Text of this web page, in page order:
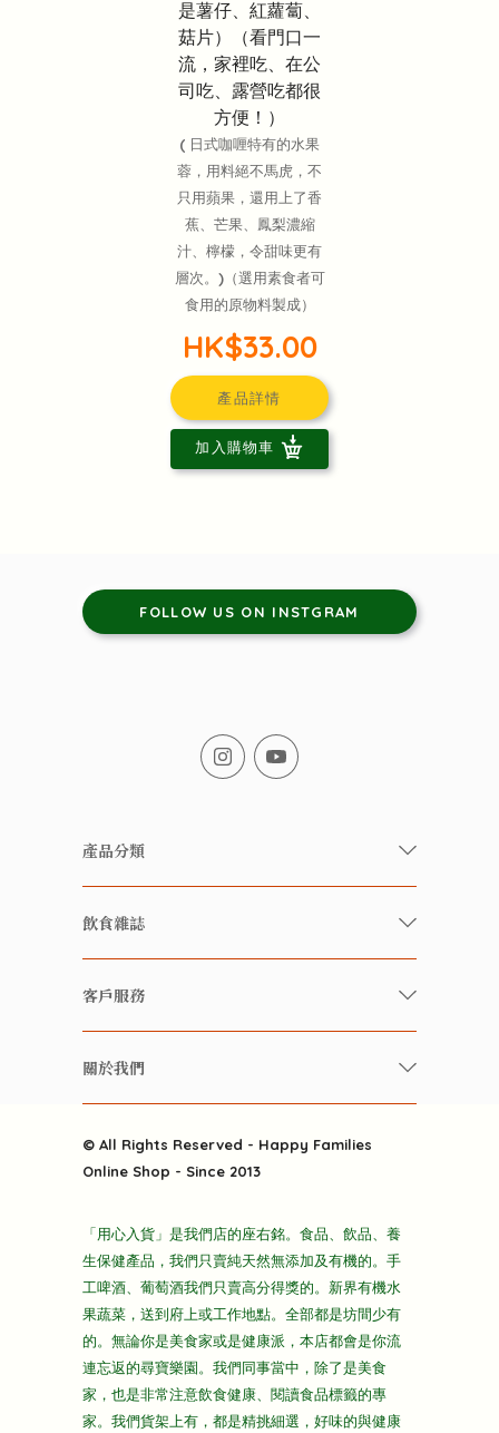
是薯仔、紅蘿蔔、
菇片）（看門口一
流，家裡吃、在公
司吃、露營吃都很
方便！）
( 日式咖喱特有的水果
蓉，用料絕不馬虎，不
只用蘋果，還用上了香
蕉、芒果、鳳梨濃縮
汁、檸檬，令甜味更有
層次。)（選用素食者可
食用的原物料製成）
HK$33.00
產品詳情
加入購物車
FOLLOW US ON INSTGRAM
產品分類
有機/無農藥新鮮蔬果
有機 / 無添加飲品
養生保健好東西
酒類
雜貨部
折上折大特價
主頁
飲食雜誌
快樂家庭 飲食雜誌
雲南搜食記
粒粒皆辛苦
快樂電視台
客戶服務
常見問題
關於我們
送貨
隱私政策
© All Rights Reserved - Happy Families
Online Shop - Since 2013
「用心入貨」是我們店的座右銘。食品、飲品、養
生保健產品，我們只賣純天然無添加及有機的。手
工啤酒、葡萄酒我們只賣高分得獎的。新界有機水
果蔬菜，送到府上或工作地點。全部都是坊間少有
的。無論你是美食家或是健康派，本店都會是你流
連忘返的尋寶樂園。我們同事當中，除了是美食
家，也是非常注意飲食健康、閱讀食品標籤的專
家。我們貨架上有，都是精挑細選，好味的與健康